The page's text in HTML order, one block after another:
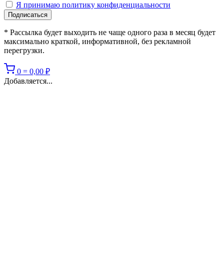
Я принимаю политику конфиденциальности
* Рассылка будет выходить не чаще одного раза в месяц будет
максимально краткой, информативной, без рекламной
перегрузки.
0 = 0,00 ₽
Добавляется...